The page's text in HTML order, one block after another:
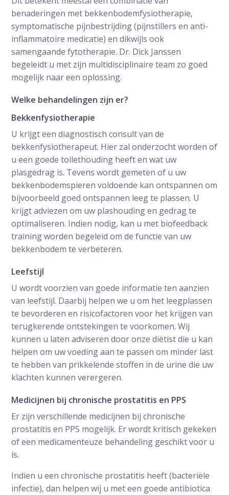
benaderingen met bekkenbodemfysiotherapie,
symptomatische pijnbestrijding (pijnstillers en anti-
inflammatoire medicatie) en dikwijls ook
samengaande fytotherapie. Dr. Dick Janssen
begeleidt u met zijn multidisciplinaire team zo goed
mogelijk naar een oplossing.
Welke behandelingen zijn er?
Bekkenfysiotherapie
U krijgt een diagnostisch consult van de
bekkenfysiotherapeut. Hier zal onderzocht worden of
u een goede toilethouding heeft en wat uw
plasgedrag is. Tevens wordt gemeten of u uw
bekkenbodemspieren voldoende kan ontspannen om
bijvoorbeeld goed ontspannen leeg te plassen. U
krijgt adviezen om uw plashouding en gedrag te
optimaliseren. Indien nodig, kan u met biofeedback
training worden begeleid om de functie van uw
bekkenbodem te verbeteren.
Leefstijl
U wordt voorzien van goede informatie ten aanzien
van leefstijl. Daarbij helpen we u om het leegplassen
te bevorderen en risicofactoren voor het krijgen van
terugkerende ontstekingen te voorkomen. Wij
kunnen u laten adviseren door onze diëtist die u kan
helpen om uw voeding aan te passen om minder last
te hebben van prikkelende stoffen in de urine die uw
klachten kunnen verergeren.
Medicijnen bij chronische prostatitis en PPS
Er zijn verschillende medicijnen bij chronische
prostatitis en PPS mogelijk. Er wordt kritisch gekeken
of een medicamenteuze behandeling geschikt voor u
is.
Indien u een chronische prostatitis heeft (bacteriële
infectie), dan helpen wij u met een goede antibiotica